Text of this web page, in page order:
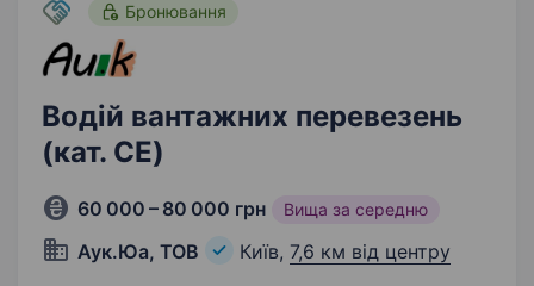
Бронювання
Водій вантажних перевезень
(кат. CE)
60 000 – 80 000 грн Вища за середню
Аук.Юа, ТОВ Київ, 7,6 км від центру